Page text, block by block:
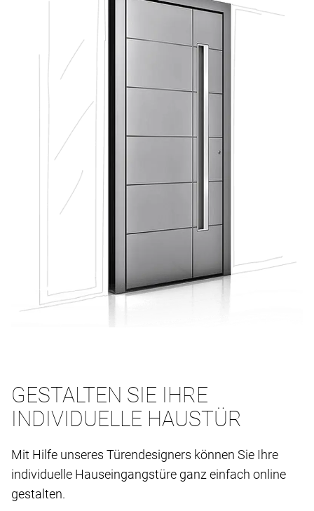
GESTALTEN SIE IHRE
INDIVIDUELLE HAUSTÜR
Mit Hilfe unseres Türendesigners können Sie Ihre
individuelle Hauseingangstüre ganz einfach online
gestalten.